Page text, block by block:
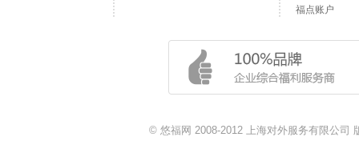
福点账户
© 悠福网 2008-2012 上海对外服务有限公司